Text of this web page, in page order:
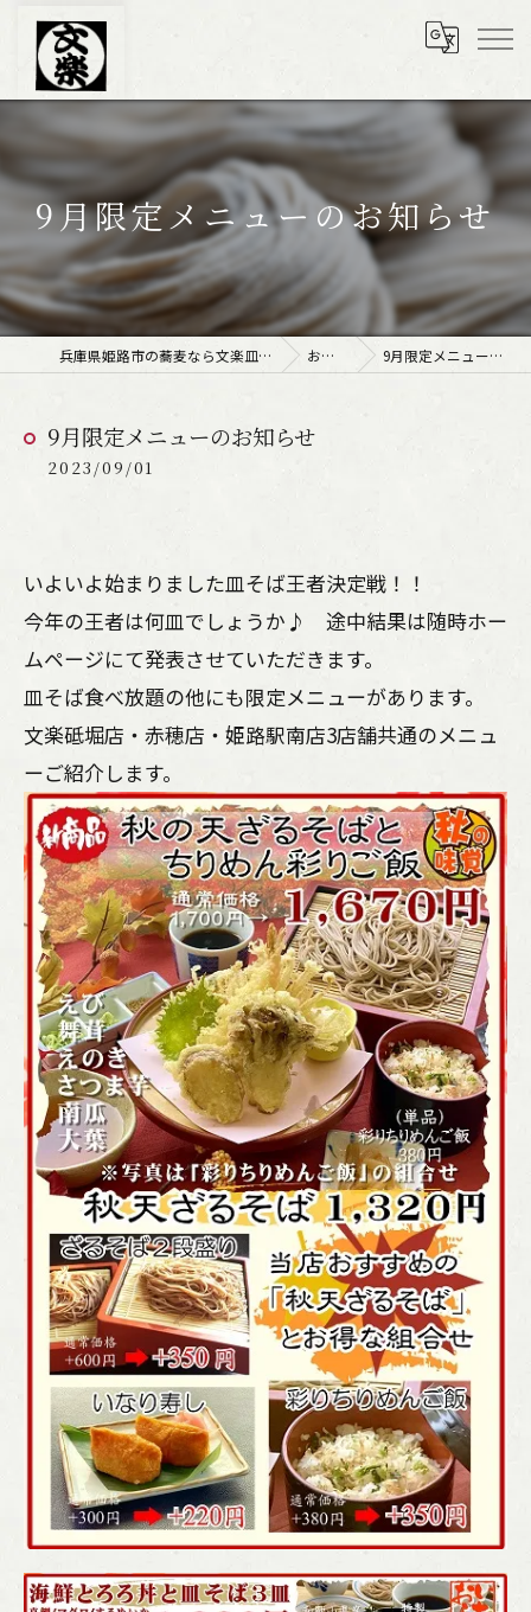
9月限定メニューのお知らせ
兵庫県姫路市の蕎麦なら文楽皿そば 姫路駅南店 お知らせ 9月限定メニューのお知らせ
9月限定メニューのお知らせ
2023/09/01
いよいよ始まりました皿そば王者決定戦！！
今年の王者は何皿でしょうか♪ 途中結果は随時ホー
ムページにて発表させていただきます。
皿そば食べ放題の他にも限定メニューがあります。
文楽砥堀店・赤穂店・姫路駅南店3店舗共通のメニュ
ーご紹介します。